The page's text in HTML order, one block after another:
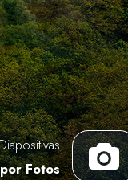
Respuestas a las
Los Niños
Herramientas para el
La Ética y las
Condiciones
La Causa de la
Fotos